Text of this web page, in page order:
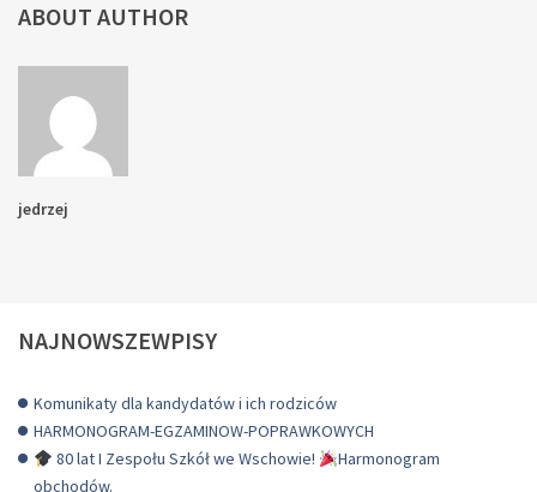
ABOUT AUTHOR
jedrzej
NAJNOWSZEWPISY
Komunikaty dla kandydatów i ich rodziców
HARMONOGRAM-EGZAMINOW-POPRAWKOWYCH
80 lat I Zespołu Szkół we Wschowie!
Harmonogram
obchodów.